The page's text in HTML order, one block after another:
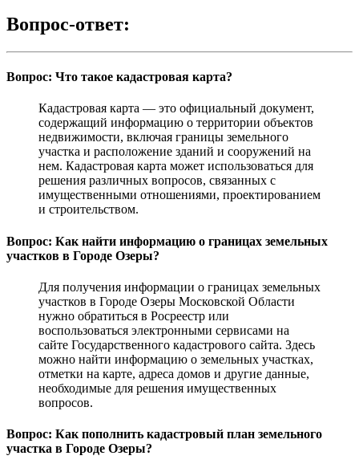
Вопрос-ответ:
Вопрос: Что такое кадастровая карта?
Кадастровая карта — это официальный документ,
содержащий информацию о территории объектов
недвижимости, включая границы земельного
участка и расположение зданий и сооружений на
нем. Кадастровая карта может использоваться для
решения различных вопросов, связанных с
имущественными отношениями, проектированием
и строительством.
Вопрос: Как найти информацию о границах земельных
участков в Городе Озеры?
Для получения информации о границах земельных
участков в Городе Озеры Московской Области
нужно обратиться в Росреестр или
воспользоваться электронными сервисами на
сайте Государственного кадастрового сайта. Здесь
можно найти информацию о земельных участках,
отметки на карте, адреса домов и другие данные,
необходимые для решения имущественных
вопросов.
Вопрос: Как пополнить кадастровый план земельного
участка в Городе Озеры?